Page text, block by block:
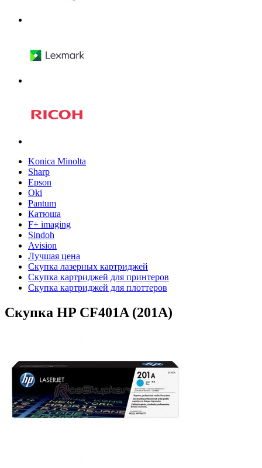
Konica Minolta
Sharp
Epson
Oki
Pantum
Катюша
F+ imaging
Sindoh
Avision
Лучшая цена
Скупка лазерных картриджей
Скупка картриджей для принтеров
Скупка картриджей для плоттеров
Скупка HP CF401A (201A)